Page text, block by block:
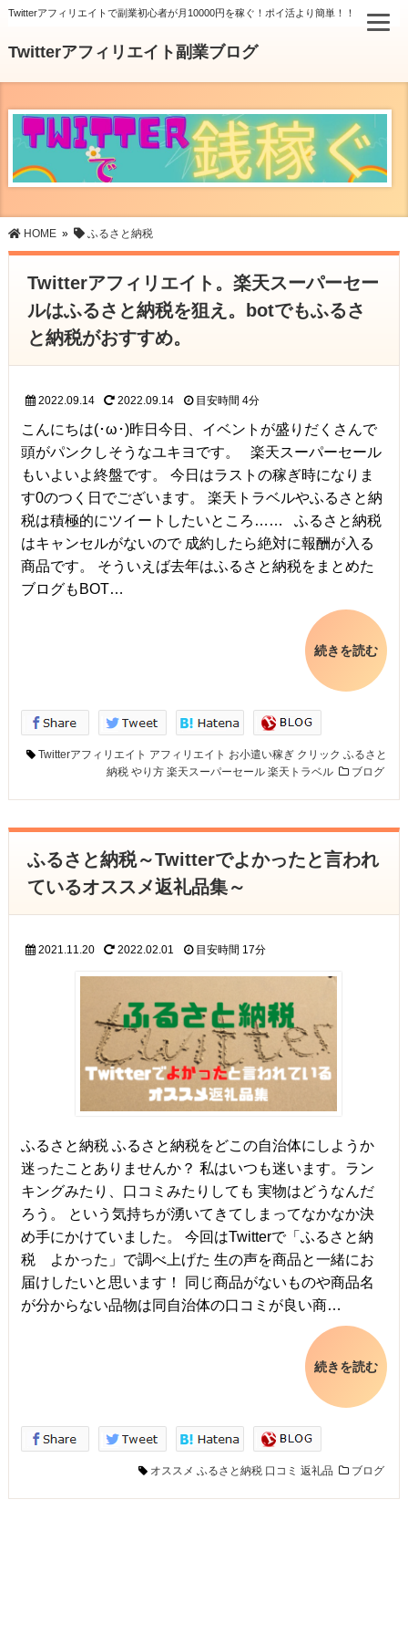
Twitterアフィリエイトで副業初心者が月10000円を稼ぐ！ポイ活より簡単！！
Twitterアフィリエイト副業ブログ
HOME» ふるさと納税
Twitterアフィリエイト。楽天スーパーセー
ルはふるさと納税を狙え。botでもふるさ
と納税がおすすめ。
2022.09.14 2022.09.14 目安時間 4分
こんにちは(･ω･)昨日今日、イベントが盛りだくさんで
頭がパンクしそうなユキヨです。 楽天スーパーセール
もいよいよ終盤です。 今日はラストの稼ぎ時になりま
す0のつく日でございます。 楽天トラベルやふるさと納
税は積極的にツイートしたいところ…… ふるさと納税
はキャンセルがないので 成約したら絶対に報酬が入る
商品です。 そういえば去年はふるさと納税をまとめた
ブログもBOT…
続きを読む
Twitterアフィリエイト アフィリエイト お小遣い稼ぎ クリック ふるさと
納税 やり方 楽天スーパーセール 楽天トラベル ブログ
ふるさと納税～Twitterでよかったと言われ
ているオススメ返礼品集～
2021.11.20 2022.02.01 目安時間 17分
ふるさと納税 ふるさと納税をどこの自治体にしようか
迷ったことありませんか？ 私はいつも迷います。ラン
キングみたり、口コミみたりしても 実物はどうなんだ
ろう。 という気持ちが湧いてきてしまってなかなか決
め手にかけていました。 今回はTwitterで「ふるさと納
税 よかった」で調べ上げた 生の声を商品と一緒にお
届けしたいと思います！ 同じ商品がないものや商品名
が分からない品物は同自治体の口コミが良い商…
続きを読む
オススメ ふるさと納税 口コミ 返礼品 ブログ